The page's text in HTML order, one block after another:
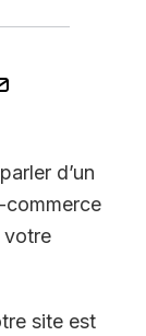
d’un
commerce
votre
site est